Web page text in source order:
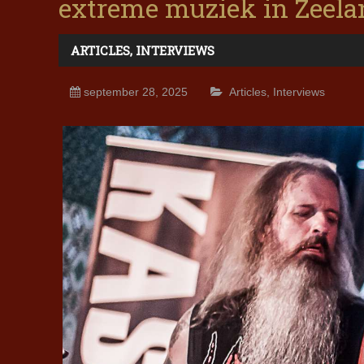
extreme muziek in
ARTICLES, INTERVIEWS
september 28, 2025 Articles Interviews